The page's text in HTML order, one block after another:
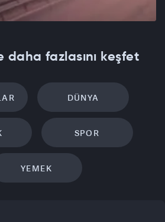
daha fazlasını keşfet
DÜNYA
SPOR
YEMEK